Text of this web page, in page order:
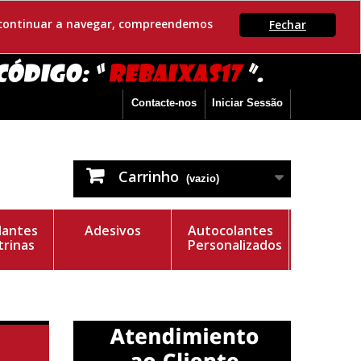
Fechar
a navegar, compreendemos
Iniciar Sessão
Contacte-nos
Carrinho (vazio)
Adesivos
Autocolantes
Personalizados